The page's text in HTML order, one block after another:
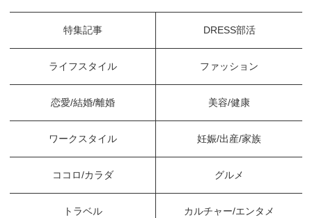
特集記事 DRESS部活
ライフスタイル ファッション
恋愛/結婚/離婚 美容/健康
ワークスタイル 妊娠/出産/家族
ココロ/カラダ グルメ
トラベル カルチャー/エンタメ